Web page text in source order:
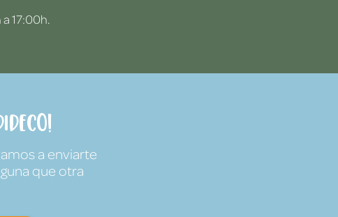
17:00h.
a enviarte
que otra